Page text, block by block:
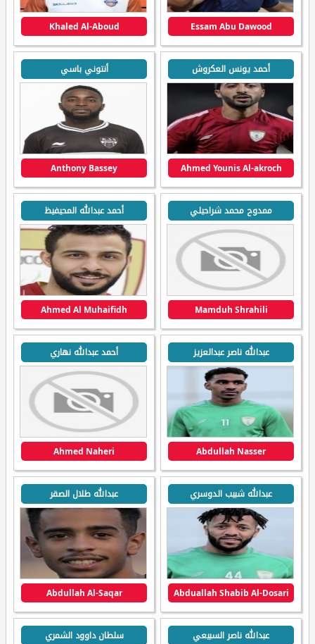
Essam Abu Dawood
Khaled Al-Aboud
أحمد يونس العكروش
Ahmed Younis Al-akroch
أنتوني باسي
Anthony Bassey
ممدوح محمد شراحيلي
Mamduh Shrahili
أحمد عبدالله المحيفيظ
Ahmed Al Muhaifidh
عبدالله ناصر عبدالعزيز
Abdullah Nasser
أحمد عبدالله نهاري
Ahmed Naheri
عبدالله شبيب الدوسري
Abduallah Shabib Al-Dosari
عبدالله طلال الصقر
Abdullah Al-Saqar
عبدالله ناصر السبيعي سلطان داوود الشمري